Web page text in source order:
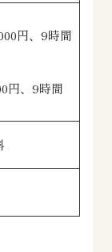
円、9時間
円、9時間